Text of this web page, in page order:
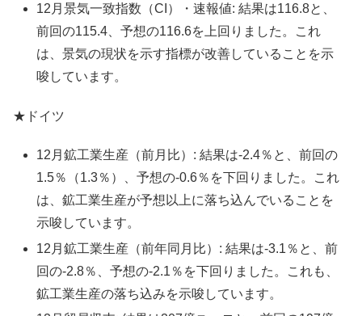
12月景気一致指数（CI）・速報値: 結果は116.8と、
前回の115.4、予想の116.6を上回りました。これ
は、景気の現状を示す指標が改善していることを示
唆しています。
★ドイツ
12月鉱工業生産（前月比）: 結果は-2.4％と、前回の
1.5％（1.3％）、予想の-0.6％を下回りました。これ
は、鉱工業生産が予想以上に落ち込んでいることを
示唆しています。
12月鉱工業生産（前年同月比）: 結果は-3.1％と、前
回の-2.8％、予想の-2.1％を下回りました。これも、
鉱工業生産の落ち込みを示唆しています。